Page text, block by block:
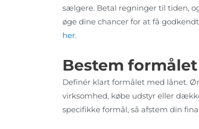
sælgere. Betal regninger til tiden,
øge dine chancer for at få
her.
Bestem
Definér klart formålet med lånet.
virksomhed, købe udstyr eller
specifikke formål, så afstem din